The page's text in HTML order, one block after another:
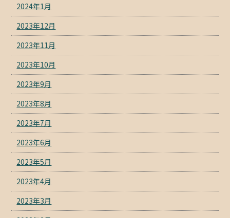
2024年1月
2023年12月
2023年11月
2023年10月
2023年9月
2023年8月
2023年7月
2023年6月
2023年5月
2023年4月
2023年3月